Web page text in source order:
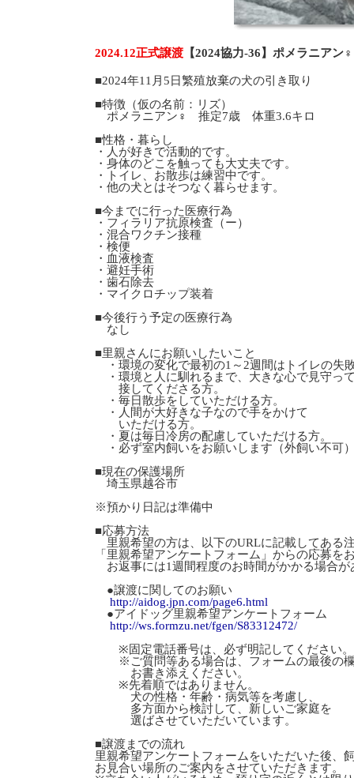
2024.12正式譲渡 【2024協力-36】ポメラニア
■2024年11月5日繁殖放棄の犬の引き取り
■特徴（仮の名前：リズ）
ポメラニアン♀ 推定7歳 体重3.6キロ
■性格・暮らし
・人が好きで活動的です。
・身体のどこを触っても大丈夫です。
・トイレ、お散歩は練習中です。
・他の犬とはそつなく暮らせます。
■今までに行った医療行為
・フィラリア抗原検査（ー）
・混合ワクチン接種
・検便
・血液検査
・避妊手術
・歯石除去
・マイクロチップ装着
■今後行う予定の医療行為
なし
■里親さんにお願いしたいこと
・環境の変化で最初の1～2週間はトイレの失
・環境と人に馴れるまで、大きな心で見守っ
接してくださる方。
・毎日散歩をしていただける方。
・人間が大好きな子なので手をかけて
いただける方。
・夏は毎日冷房の配慮していただける方。
・必ず室内飼いをお願いします（外飼い不可
■現在の保護場所
埼玉県越谷市
※預かり日記は準備中
■応募方法
里親希望の方は、以下のURLに記載してある
「里親希望アンケートフォーム」からの応募を
お返事には1週間程度のお時間がかかる場合
●譲渡に関してのお願い
http://aidog.jpn.com/page6.html
●アイドッグ里親希望アンケートフォーム
http://ws.formzu.net/fgen/S83312472/
※固定電話番号は、必ず明記してください。
※ご質問等ある場合は、フォームの最後の
お書き添えください。
※先着順ではありません。
犬の性格・年齢・病気等を考慮し、
多方面から検討して、新しいご家庭を
選ばさせていただいています。
■譲渡までの流れ
里親希望アンケートフォームをいただいた後、
お見合い場所のご案内をさせていただきます。